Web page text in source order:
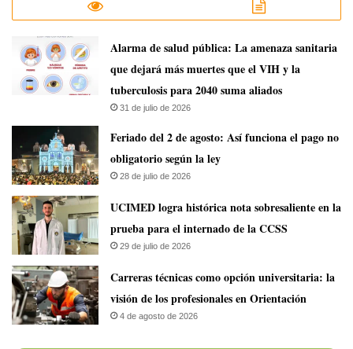
​Alarma de salud pública: La amenaza sanitaria
que dejará más muertes que el VIH y la
tuberculosis para 2040 suma aliados
31 de julio de 2026
Feriado del 2 de agosto: Así funciona el pago no
obligatorio según la ley
28 de julio de 2026
UCIMED logra histórica nota sobresaliente en la
prueba para el internado de la CCSS
29 de julio de 2026
Carreras técnicas como opción universitaria: la
visión de los profesionales en Orientación
4 de agosto de 2026